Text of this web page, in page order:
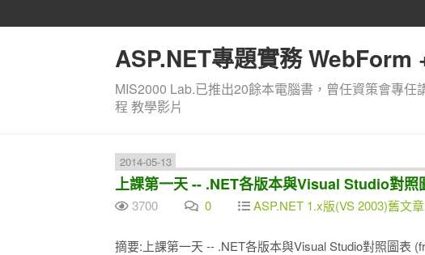
ASP.NET專題實務 WebForm
MIS2000 Lab.已推出20餘本電腦書，曾任資策會專
程 教學影片
2014-05-13
上課第一天 -- .NET各版本與Visual Studio對
3700 0 ASP.NET 1.x版(VS 2003)舊文章
摘要:上課第一天 -- .NET各版本與Visual Studio對照圖表